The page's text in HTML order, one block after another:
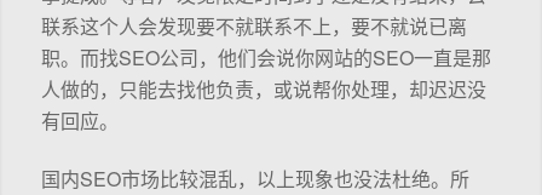
联系这个人会发现要不就联系不上，要不就说已离
职。而找SEO公司，他们会说你网站的SEO一直是那
人做的，只能去找他负责，或说帮你处理，却迟迟没
有回应。
国内SEO市场比较混乱，以上现象也没法杜绝。所